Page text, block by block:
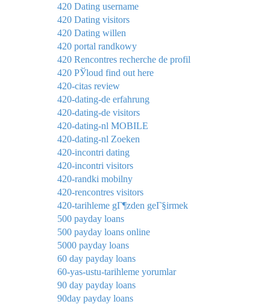
420 Dating username
420 Dating visitors
420 Dating willen
420 portal randkowy
420 Rencontres recherche de profil
420 РЎloud find out here
420-citas review
420-dating-de erfahrung
420-dating-de visitors
420-dating-nl MOBILE
420-dating-nl Zoeken
420-incontri dating
420-incontri visitors
420-randki mobilny
420-rencontres visitors
420-tarihleme gГ¶zden geГ§irmek
500 payday loans
500 payday loans online
5000 payday loans
60 day payday loans
60-yas-ustu-tarihleme yorumlar
90 day payday loans
90day payday loans